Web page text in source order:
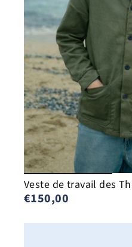
Veste de travail des
€150,00